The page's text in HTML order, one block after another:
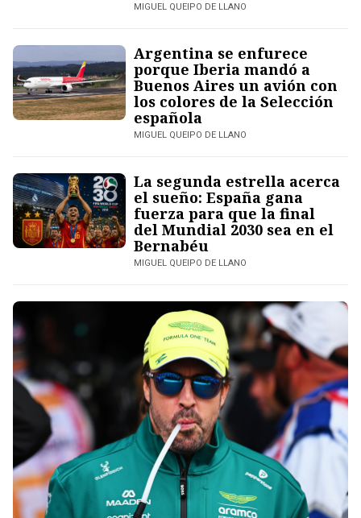
MIGUEL QUEIPO DE LLANO
Argentina se enfurece
porque Iberia mandó a
Buenos Aires un avión con
los colores de la Selección
española
MIGUEL QUEIPO DE LLANO
La segunda estrella acerca
el sueño: España gana
fuerza para que la final
del Mundial 2030 sea en el
Bernabéu
MIGUEL QUEIPO DE LLANO